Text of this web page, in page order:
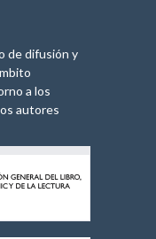
de difusión y
a los
autores